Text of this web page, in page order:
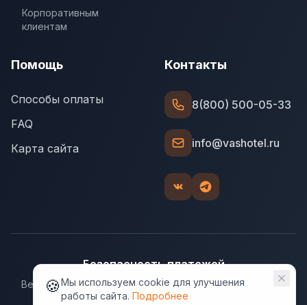
Корпоративным
клиентам
Помощь
Способы оплаты
FAQ
Карта сайта
Контакты
8(800) 500-05-33
info@vashotel.ru
Безопасность платежей
Ведущие платёжные системы гарантируют надёжную
защиту данных.
🍪Мы используем cookie для улучшения
работы сайта. Подробнее